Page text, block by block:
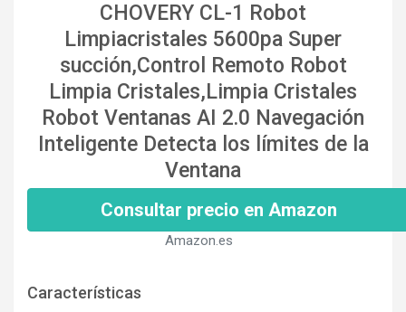
CHOVERY CL-1 Robot
Limpiacristales 5600pa Super
succión,Control Remoto Robot
Limpia Cristales,Limpia Cristales
Robot Ventanas AI 2.0 Navegación
Inteligente Detecta los límites de la
Ventana
Consultar precio en Amazon
Amazon.es
Características